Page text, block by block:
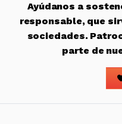
Ayúdanos a
responsable, que
sociedades.
parte de